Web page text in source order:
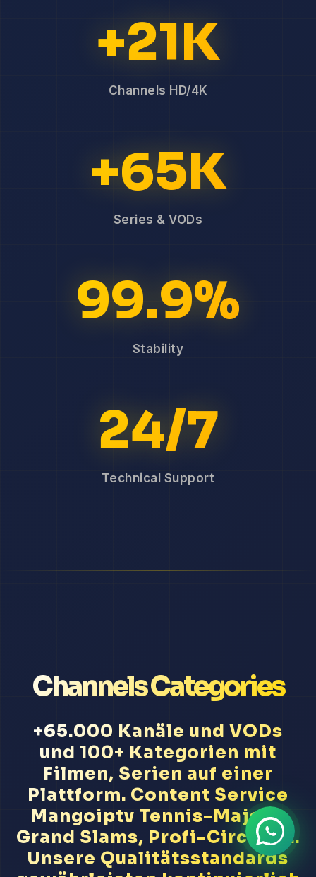
+21K
Channels HD/4K
+65K
Series & VODs
99.9%
Stability
24/7
Technical Support
Channels Categories
+65.000 Kanäle und VODs
und 100+ Kategorien mit
Filmen, Serien auf einer
Plattform. Content Service
Mangoiptv Tennis-Majors,
Grand Slams, Profi-Circuits...
Unsere Qualitätsstandards